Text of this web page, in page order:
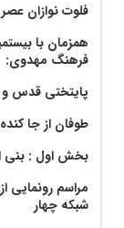
فلوت نوازان
همزمان با
فرهنگ مهدوی:‌
پایتختی قدس
طوفان از جا
بخش اول : بنی
مراسم رونمایی
شبکه چهار